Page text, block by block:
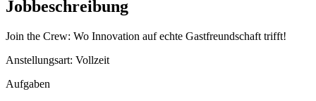
Jobbeschreibung
Join the Crew: Wo Innovation auf echte Gastfreundschaft trifft!
Anstellungsart: Vollzeit
Aufgaben